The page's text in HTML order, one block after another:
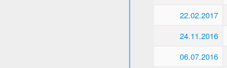
22.02.2017
24.11.2016
06.07.2016